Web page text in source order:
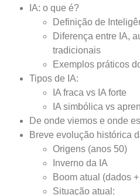
IA: o que é?
Definição de
Diferença entre IA,
tradicionais
Exemplos práticos
Tipos de IA:
IA fraca vs IA forte
IA simbólica vs
De onde viemos e onde
Breve evolução histórica
Origens (anos 50)
Inverno da IA
Boom atual (dados
Situação atual: